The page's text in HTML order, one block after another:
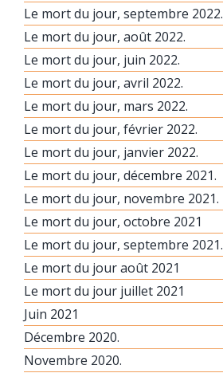
Le mort du jour, septembre 2022.
Le mort du jour, août 2022.
Le mort du jour, juin 2022.
Le mort du jour, avril 2022.
Le mort du jour, mars 2022.
Le mort du jour, février 2022.
Le mort du jour, janvier 2022.
Le mort du jour, décembre 2021.
Le mort du jour, novembre 2021.
Le mort du jour, octobre 2021
Le mort du jour, septembre 2021.
Le mort du jour août 2021
Le mort du jour juillet 2021
Juin 2021
Décembre 2020.
Novembre 2020.